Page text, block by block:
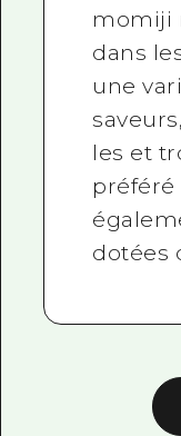
momiji
dans
une
les et
préféré
dotées